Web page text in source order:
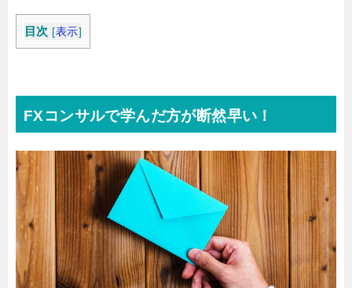
目次 [表示]
FXコンサルで学んだ方が断然早い！